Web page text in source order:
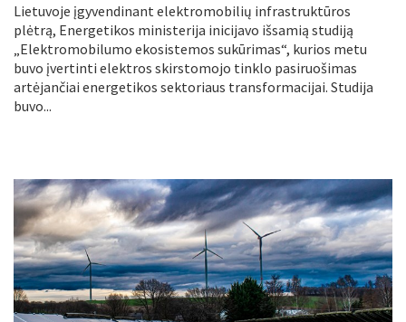
Lietuvoje įgyvendinant elektromobilių infrastruktūros
plėtrą, Energetikos ministerija inicijavo išsamią studiją
„Elektromobilumo ekosistemos sukūrimas“, kurios metu
buvo įvertinti elektros skirstomojo tinklo pasiruošimas
artėjančiai energetikos sektoriaus transformacijai. Studija
buvo...